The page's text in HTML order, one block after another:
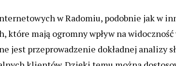
w Radomiu, podobnie jak w
które mają ogromny wpływ na
jest przeprowadzenie dokładnej analizy